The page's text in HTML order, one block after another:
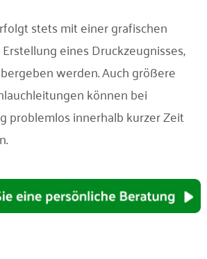
stets mit einer grafischen
eines Druckzeugnisses,
werden. Auch größere
können bei
problemlos innerhalb kurzer Zeit